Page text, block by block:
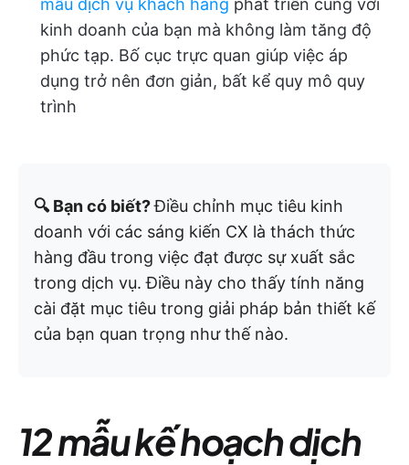
mẫu dịch vụ khách hàng phát triển cùng với
kinh doanh của bạn mà không làm tăng độ
phức tạp. Bố cục trực quan giúp việc áp
dụng trở nên đơn giản, bất kể quy mô quy
trình
🔍 Bạn có biết?Điều chỉnh mục tiêu kinh
doanh với các sáng kiến CX là thách thức
hàng đầu trong việc đạt được sự xuất sắc
trong dịch vụ. Điều này cho thấy tính năng
cài đặt mục tiêu trong giải pháp bản thiết kế
của bạn quan trọng như thế nào.
12 mẫu kế hoạch dịch